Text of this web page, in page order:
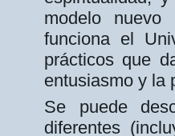
modelo
funciona el
prácticos que
entusiasmo y la
Se puede
diferentes